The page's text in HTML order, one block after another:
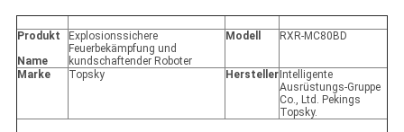
Produkt
Name
Explosionssichere
Feuerbekämpfung und
kundschaftender Roboter
Modell RXR-MC80BD
Marke Topsky Hersteller Intelligente
Ausrüstungs-Gruppe
Co., Ltd. Pekings
Topsky.